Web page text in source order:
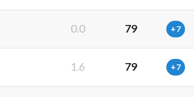
0.0 79 +7
1.6 79 +7